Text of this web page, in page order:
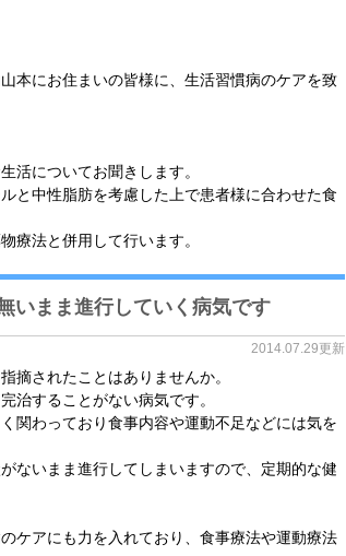
本にお住まいの皆様に、生活習慣病のケアを致
活についてお聞きします。
と中性脂肪を考慮した上で患者様に合わせた食
療法と併用して行います。
いまま進行していく病気です
2014.07.29更新
摘されたことはありませんか。
治することがない病気です。
関わっており食事内容や運動不足などには気を
ないまま進行してしまいますので、定期的な健
ケアにも力を入れており、食事療法や運動療法